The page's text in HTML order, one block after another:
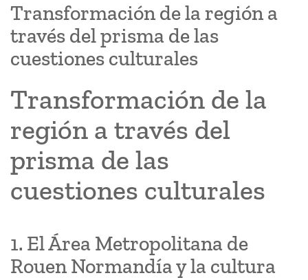
Transformación de la región a
través del prisma de las
cuestiones culturales
Transformación de la
región a través del
prisma de las
cuestiones culturales
1. El Área Metropolitana de
Rouen Normandía y la cultura